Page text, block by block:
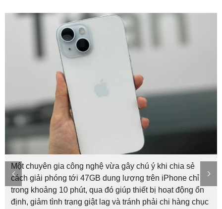
Một chuyên gia công nghệ vừa gây chú ý khi chia sẻ
cách giải phóng tới 47GB dung lượng trên iPhone chỉ
trong khoảng 10 phút, qua đó giúp thiết bị hoạt động ổn
định, giảm tình trạng giật lag và tránh phải chi hàng chục